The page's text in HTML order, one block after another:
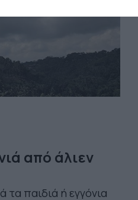
από άλιεν
τα παιδιά ή εγγόνια